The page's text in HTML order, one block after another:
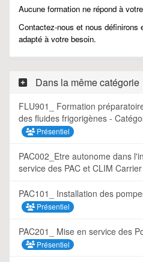
Aucune formation ne répond à
Contactez-nous et nous définirons
adapté à votre besoin.
Dans la même catégorie
FLU901_ Formation
des fluides frigorigènes -
Présentiel
PAC002_Etre autonome dans
service des PAC et CLIM Carrier
PAC101_ Installation des
Présentiel
PAC201_ Mise en service des
Présentiel